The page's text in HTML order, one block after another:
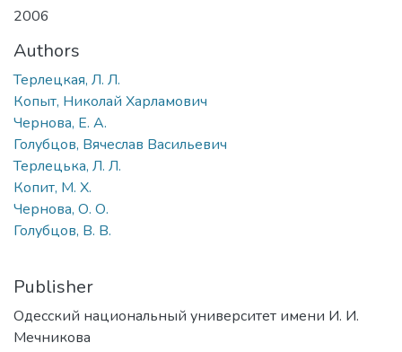
2006
Authors
Терлецкая, Л. Л.
Копыт, Николай Харламович
Чернова, Е. А.
Голубцов, Вячеслав Васильевич
Терлецька, Л. Л.
Копит, М. Х.
Чернова, О. О.
Голубцов, В. В.
Publisher
Одесский национальный университет имени И. И.
Мечникова